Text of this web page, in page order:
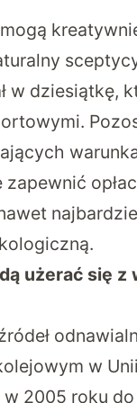
w dziesiątkę,
użerać się
w
2005 roku do